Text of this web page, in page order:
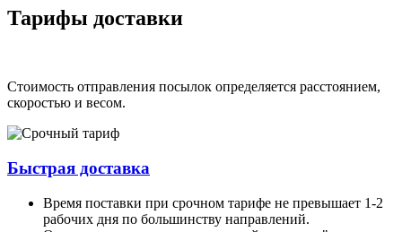
Тарифы доставки
Стоимость отправления посылок определяется расстоянием,
скоростью и весом.
Быстрая доставка
Время поставки при срочном тарифе не превышает 1-2
рабочих дня по большинству направлений.